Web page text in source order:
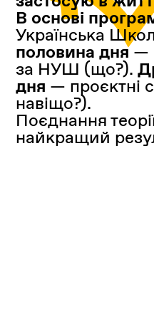
В основі
Українська
половина дня—
за НУШ (що?).
дня — проєктні
навіщо?).
Поєднання
найкращий